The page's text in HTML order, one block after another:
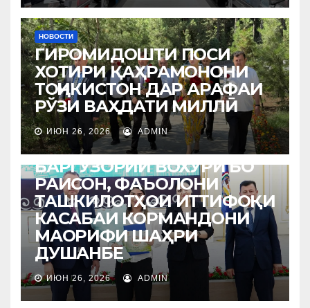
НОВОСТИ
ГИРОМИДОШТИ ПОСИ
ХОТИРИ ҚАҲРАМОНОНИ
ТОҶИКИСТОН ДАР АРАФАИ
РЎЗИ ВАҲДАТИ МИЛЛӢ
ИЮН 26, 2026 ADMIN
НОВОСТИ
БАРГУЗОРИИ ВОХЎРӢ БО
РАИСОН, ФАЪОЛОНИ
ТАШКИЛОТҲОИ ИТТИФОҚИ
КАСАБАИ КОРМАНДОНИ
МАОРИФИ ШАҲРИ
ДУШАНБЕ
ИЮН 26, 2026 ADMIN